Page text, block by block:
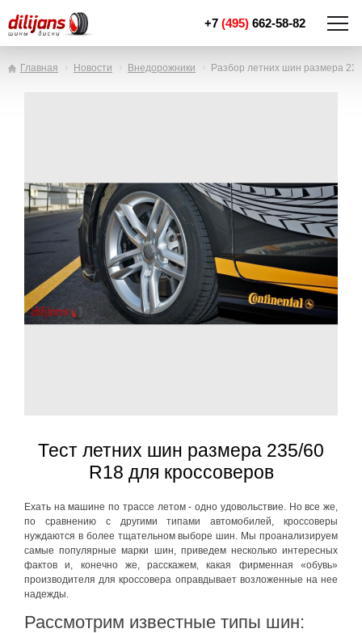
+7 (495) 662-58-82
Главная Новости Внедорожники Разбор летних шин размера
Тест летних шин размера 235/60
R18 для кроссоверов
Ехать на машине по трассе летом - одно удовольствие. Но все же,
по сравнению с другими типами автомобилей, кроссоверы
нуждаются в более тщательном выборе шин. Мы проанализируем
самые популярные марки шин, приведем несколько интересных
фактов и, конечно же, расскажем, какая фирменная «обувь»
производителя для кроссовера оправдывает возложенные на нее
надежды.
Рассмотрим известные типы шин: